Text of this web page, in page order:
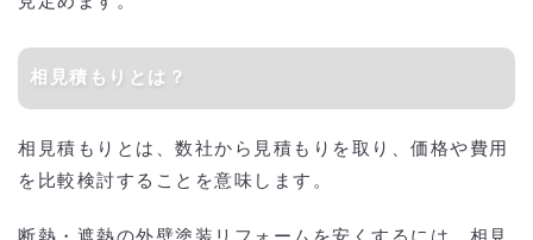
相見積もりとは？
相見積もりとは、数社から見積もりを取り、価格や費用
を比較検討することを意味します。